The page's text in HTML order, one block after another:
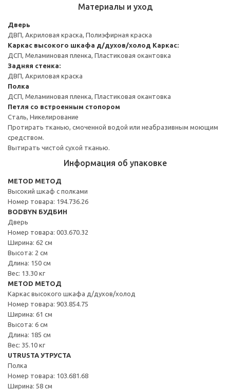
Материалы и уход
Дверь
ДВП, Акриловая краска, Полиэфирная краска
Каркас высокого шкафа д/духов/холод Каркас:
ДСП, Меламиновая пленка, Пластиковая окантовка
Задняя стенка:
ДВП, Акриловая краска
Полка
ДСП, Меламиновая пленка, Пластиковая окантовка
Петля со встроенным стопором
Сталь, Никелирование
Протирать тканью, смоченной водой или неабразивным моющим
средством.
Вытирать чистой сухой тканью.
Информация об упаковке
METOD МЕТОД
Высокий шкаф с полками
Номер товара: 194.736.26
BODBYN БУДБИН
Дверь
Номер товара: 003.670.32
Ширина: 62 см
Высота: 2 см
Длина: 150 см
Вес: 13.30 кг
METOD МЕТОД
Каркас высокого шкафа д/духов/холод
Номер товара: 903.854.75
Ширина: 61 см
Высота: 6 см
Длина: 185 см
Вес: 35.10 кг
UTRUSTA УТРУСТА
Полка
Номер товара: 103.681.68
Ширина: 58 см